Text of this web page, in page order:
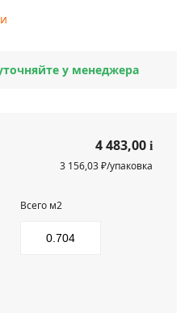
у менеджера
4 483,00 i
3 156,03 ₽/упаковка
Всего м2